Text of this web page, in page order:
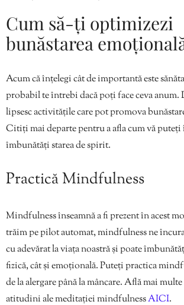
Cum să-ți optimizezi
bunăstarea
Acum că înțelegi cât de importantă este
probabil te întrebi dacă poți face ceva
lipsesc activitățile care pot promova
Citiți mai departe pentru a afla cum vă
îmbunătăți starea de spirit.
Practică Mindfulness
Mindfulness înseamnă a fi prezent în acest
trăim pe pilot automat, mindfulness ne
cu adevărat la viața noastră și poate
fizică, cât și emoțională. Puteți practica
de la alergare până la mâncare. Află mai multe
atitudini ale meditației mindfulnessAICI.